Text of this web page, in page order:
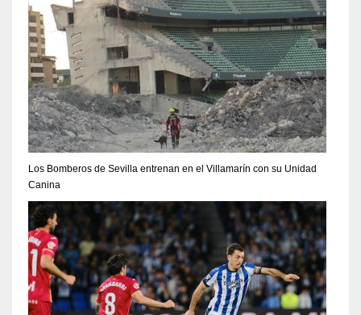
WSH
26
Los Bomberos de Sevilla entrenan en el Villamarín con su Unidad
Canina